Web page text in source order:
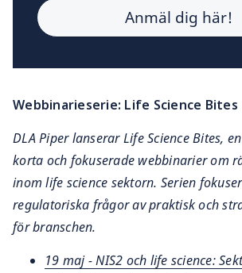
Webbinarieserie: Life Science Bites
DLA Piper lanserar Life Science Bites,
korta och fokuserade webbinarier om
inom life science sektorn. Serien
regulatoriska frågor av praktisk och
för branschen.
19 maj - NIS2 och life science: